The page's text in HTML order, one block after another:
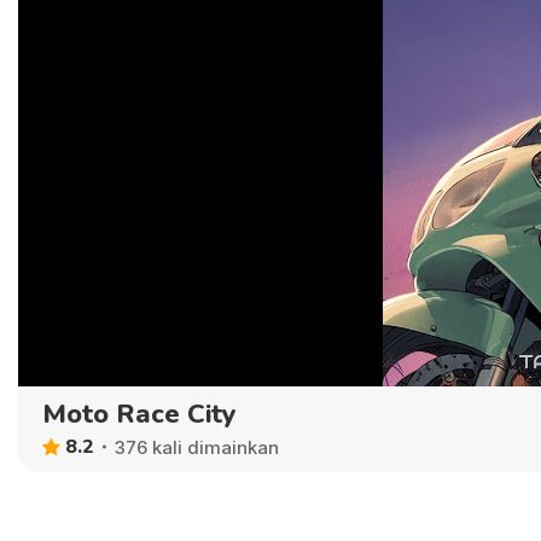
Moto Race City
8.2 376 kali dimainkan